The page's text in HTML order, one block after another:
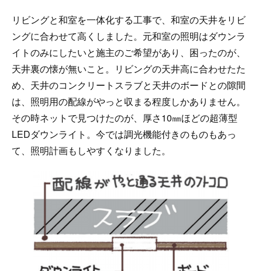
リビングと和室を一体化する工事で、和室の天井をリビ
ングに合わせて高くしました。元和室の照明はダウンラ
イトのみにしたいと施主のご希望があり、困ったのが、
天井裏の懐が無いこと。リビングの天井高に合わせたた
め、天井のコンクリートスラブと天井のボードとの隙間
は、照明用の配線がやっと収まる程度しかありません。
その時ネットで見つけたのが、厚さ10㎜ほどの超薄型
LEDダウンライト。今では調光機能付きのものもあっ
て、照明計画もしやすくなりました。